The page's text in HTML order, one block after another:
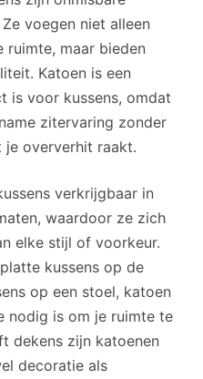
voegen niet alleen
ruimte, maar bieden
Katoen is een
is voor kussens, omdat
zitervaring zonder
oververhit raakt.
verkrijgbaar in
waardoor ze zich
elke stijl of voorkeur.
kussens op de
op een stoel, katoen
nodig is om je ruimte te
dekens zijn katoenen
decoratie als